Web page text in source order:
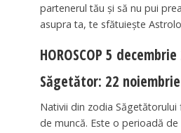
partenerul tău și să nu pui
asupra ta, te sfătuiește
HOROSCOP 5
Săgetător: 22
Nativii din zodia
de muncă. Este o perioadă